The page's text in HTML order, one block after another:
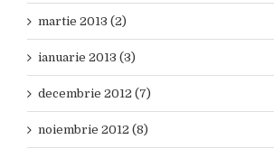
martie 2013 (2)
ianuarie 2013 (3)
decembrie 2012 (7)
noiembrie 2012 (8)